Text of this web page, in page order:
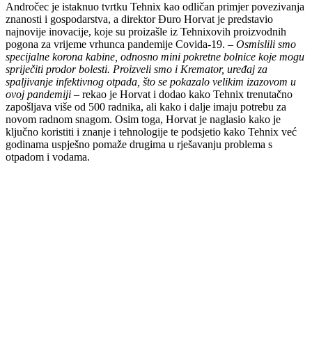
Andročec je istaknuo tvrtku Tehnix kao odličan primjer povezivanja
znanosti i gospodarstva, a direktor Đuro Horvat je predstavio
najnovije inovacije, koje su proizašle iz Tehnixovih proizvodnih
pogona za vrijeme vrhunca pandemije Covida-19. – Osmislili smo
specijalne korona kabine, odnosno mini pokretne bolnice koje mogu
spriječiti prodor bolesti. Proizveli smo i Kremator, uređaj za
spaljivanje infektivnog otpada, što se pokazalo velikim izazovom u
ovoj pandemiji – rekao je Horvat i dodao kako Tehnix trenutačno
zapošljava više od 500 radnika, ali kako i dalje imaju potrebu za
novom radnom snagom. Osim toga, Horvat je naglasio kako je
ključno koristiti i znanje i tehnologije te podsjetio kako Tehnix već
godinama uspješno pomaže drugima u rješavanju problema s
otpadom i vodama.